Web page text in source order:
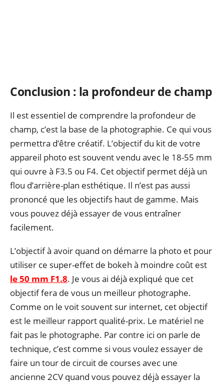
Conclusion : la profondeur de champ
Il est essentiel de comprendre la profondeur de
champ, c’est la base de la photographie. Ce qui vous
permettra d’être créatif. L’objectif du kit de votre
appareil photo est souvent vendu avec le 18-55 mm
qui ouvre à F3.5 ou F4. Cet objectif permet déjà un
flou d’arrière-plan esthétique. Il n’est pas aussi
prononcé que les objectifs haut de gamme. Mais
vous pouvez déjà essayer de vous entraîner
facilement.
L’objectif à avoir quand on démarre la photo et pour
utiliser ce super-effet de bokeh à moindre coût est
le 50 mm F1.8. Je vous ai déjà expliqué que cet
objectif fera de vous un meilleur photographe.
Comme on le voit souvent sur internet, cet objectif
est le meilleur rapport qualité-prix. Le matériel ne
fait pas le photographe. Par contre ici on parle de
technique, c’est comme si vous voulez essayer de
faire un tour de circuit de courses avec une
ancienne 2CV quand vous pouvez déjà essayer la